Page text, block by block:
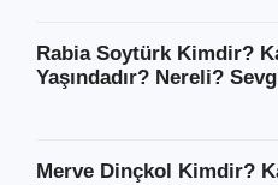
Rabia Soytürk Kimdir?
Yaşındadır? Nereli?
Merve Dinçkol Kimdir?